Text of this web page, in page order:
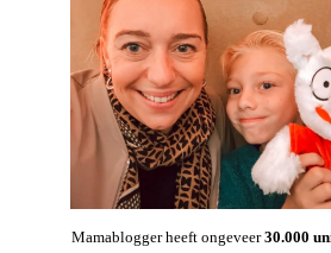
Mamablogger heeft ongeveer30.000